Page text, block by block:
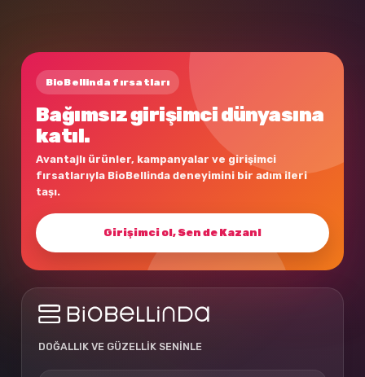
BioBellinda fırsatları
Bağımsız girişimci dünyasına
katıl.
Avantajlı ürünler, kampanyalar ve girişimci
fırsatlarıyla BioBellinda deneyimini bir adım ileri
taşı.
Girişimci ol, Sen de Kazan!
DOĞALLIK VE GÜZELLİK SENİNLE